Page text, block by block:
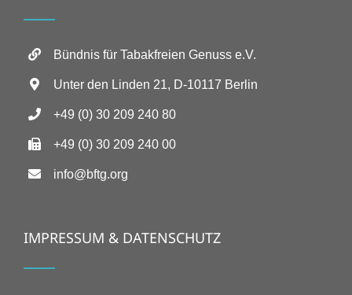
Bündnis für Tabakfreien Genuss e.V.
Unter den Linden 21, D-10117 Berlin
+49 (0) 30 209 240 80
+49 (0) 30 209 240 00
info@bftg.org
IMPRESSUM & DATENSCHUTZ